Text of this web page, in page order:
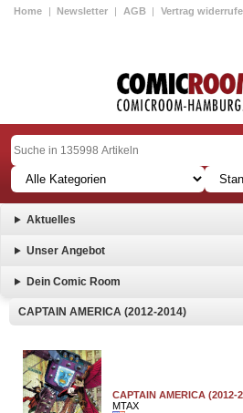
Home | Newsletter | AGB | Vertrag
Aktuelles
Unser Angebot
Dein Comic Room
CAPTAIN AMERICA (2012-2014)
CAPTAIN AMERICA (2012-
MTAX